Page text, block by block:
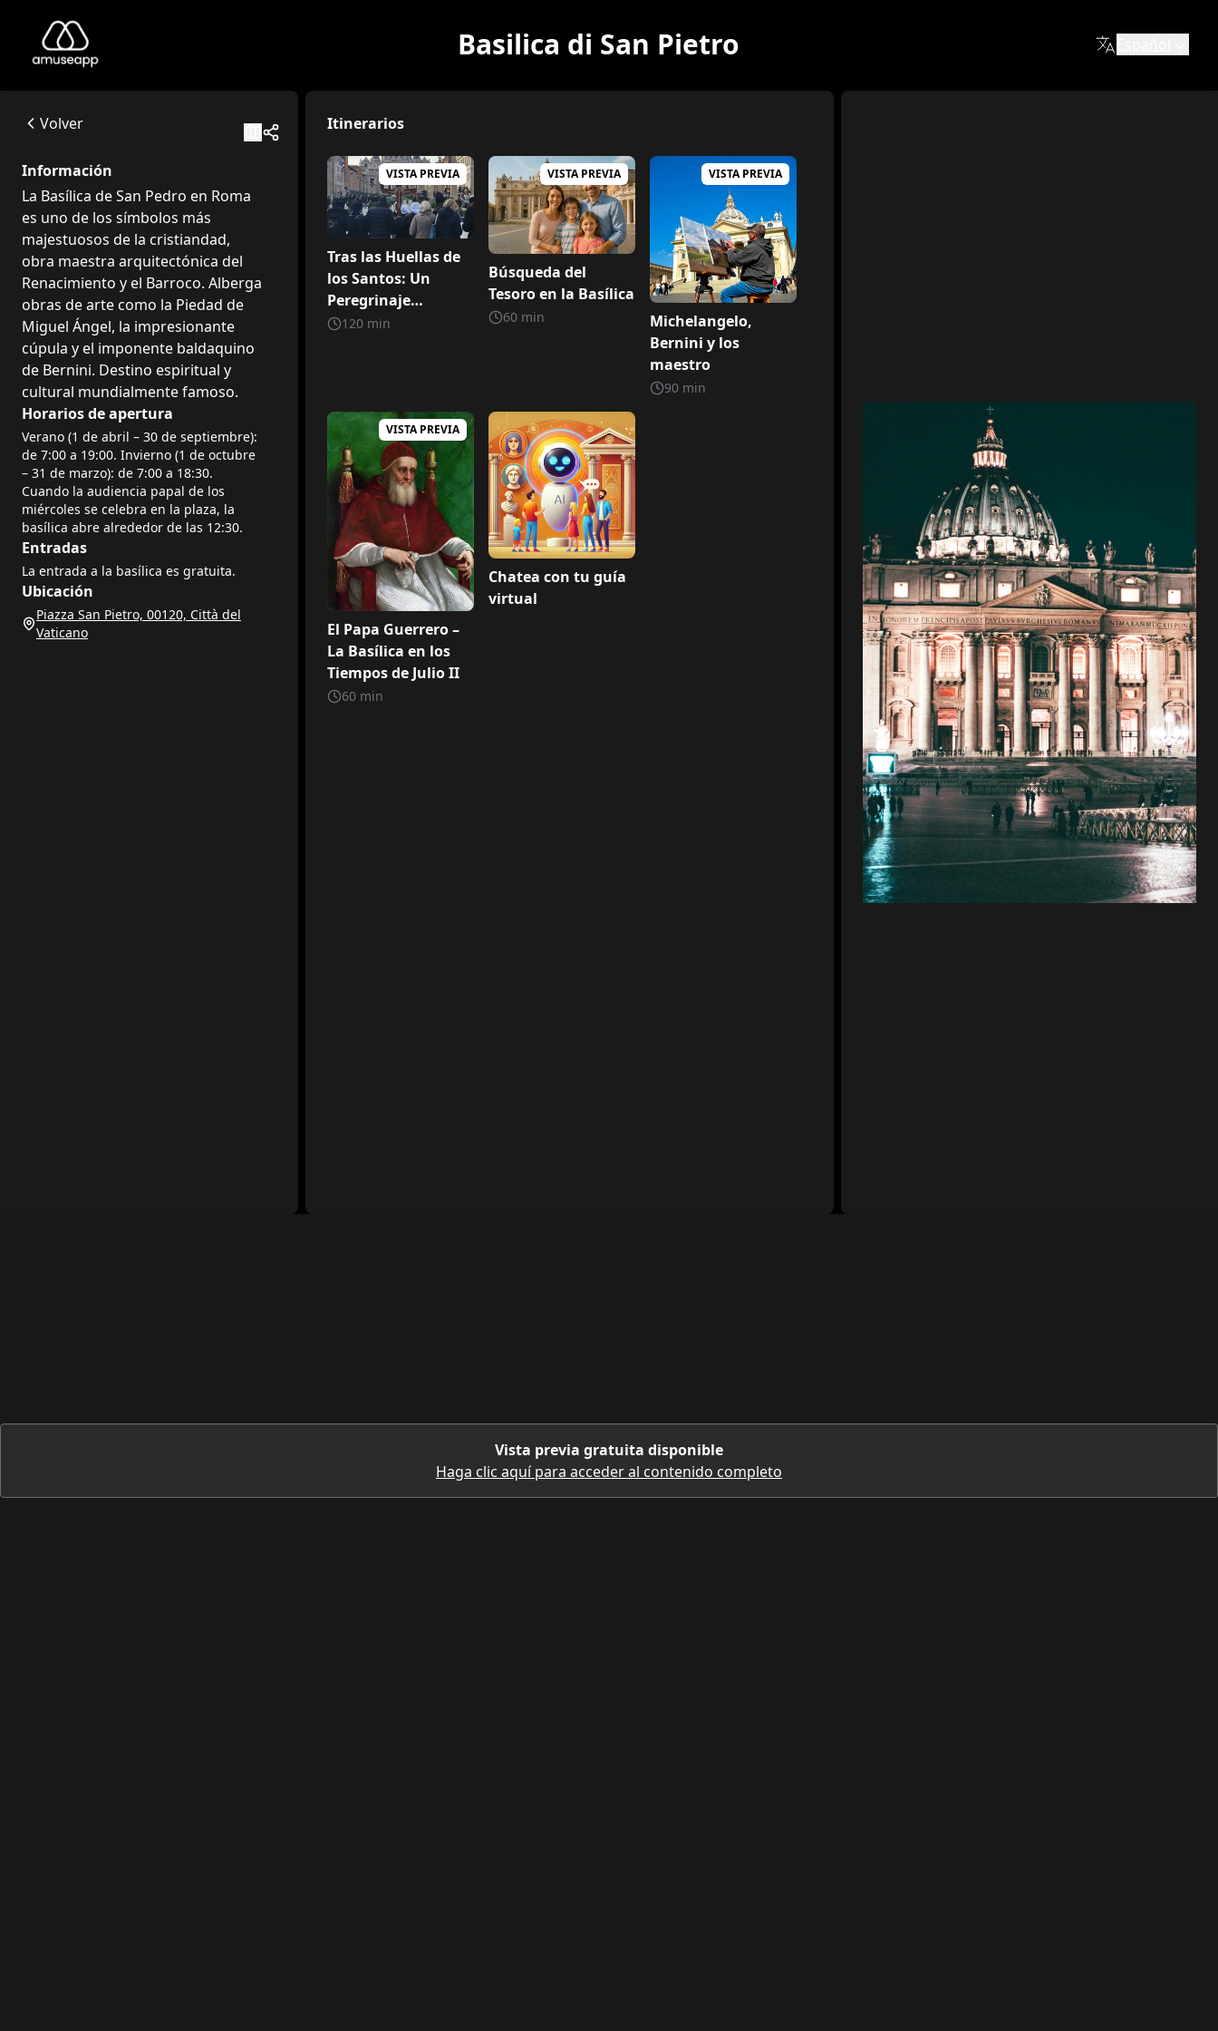
Basilica di San Pietro
La Basílica de San Pedro en Roma es uno de los símbolos más majestuosos de la cristiandad, obra maestra arquitectónica del Renacimiento y el Barroco. Alberga obras de
Available itineraries
Tras las Huellas de los Santos: Un Peregrinaje Espiritual en la Basílica de San Pedr
Itinerario espiritual pensado para los peregrinos
Búsqueda del Tesoro en la Basílica
Un recorrido diseñado para familias y niños para descubrir los secretos de la Basílica de San Pedro.
Michelangelo, Bernini y los maestro
Una ruta para los expertos en arte.
El Papa Guerrero – La Basílica en los Tiempos de Julio II
La Basílica contada por su constructor, el papa Julio II.
Basilica di San Pietro
Volver
Información
Vista previa gratuita disponible
Haga clic aquí para acceder al contenido completo
La Basílica de San Pedro en Roma
es uno de los símbolos más
majestuosos de la cristiandad,
obra maestra arquitectónica del
Renacimiento y el Barroco. Alberga
obras de arte como la Piedad de
Miguel Ángel, la impresionante
cúpula y el imponente baldaquino
de Bernini. Destino espiritual y
cultural mundialmente famoso.
Horarios de apertura
Verano (1 de abril – 30 de septiembre):
de 7:00 a 19:00. Invierno (1 de octubre
– 31 de marzo): de 7:00 a 18:30.
Cuando la audiencia papal de los
miércoles se celebra en la plaza, la
basílica abre alrededor de las 12:30.
Entradas
La entrada a la basílica es gratuita.
Ubicación
Piazza San Pietro, 00120, Città del
Vaticano
Itinerarios
VISTA PREVIA
Tras las Huellas de
los Santos: Un
Peregrinaje
Espiritual en la
120 min
VISTA PREVIA
Búsqueda del
Tesoro en la Basílica
60 min
VISTA PREVIA
Michelangelo,
Bernini y los
maestro
90 min
VISTA PREVIA
El Papa Guerrero –
La Basílica en los
Tiempos de Julio II
60 min
Chatea con tu guía
virtual